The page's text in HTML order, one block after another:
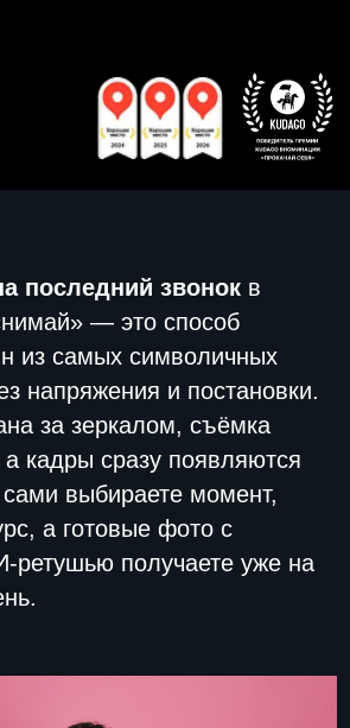
последний звонок в
— это способ
из самых символичных
напряжения и постановки.
за зеркалом, съёмка
а кадры сразу появляются
выбираете момент,
а готовые фото с
ретушью получаете уже на